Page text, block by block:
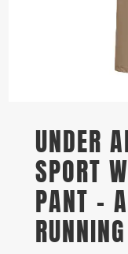
UNDER
SPORT
PANT –